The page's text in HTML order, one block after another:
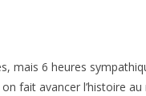
mais 6 heures
fait avancer l’histoire